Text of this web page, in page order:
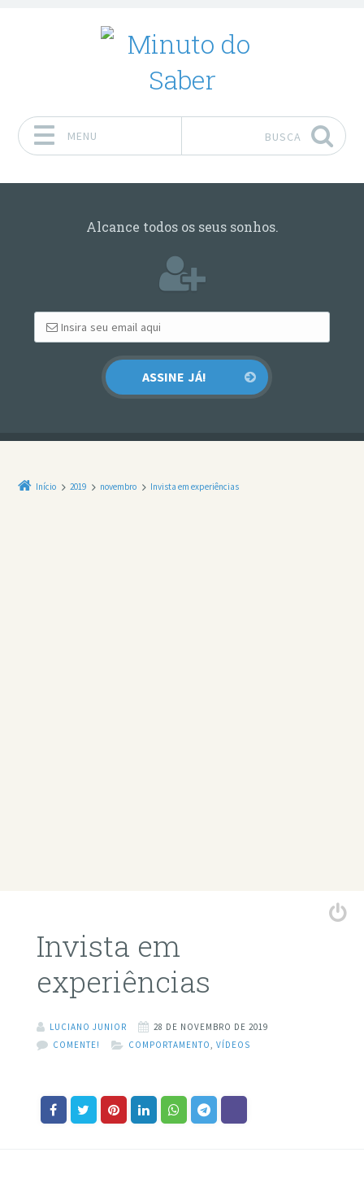
MENU BUSCA
Alcance todos os seus sonhos.
Início 2019 novembro Invista em experiências
Invista em
experiências
LUCIANO JUNIOR
28 DE NOVEMBRO DE 2019
COMENTE!
COMPORTAMENTO VÍDEOS